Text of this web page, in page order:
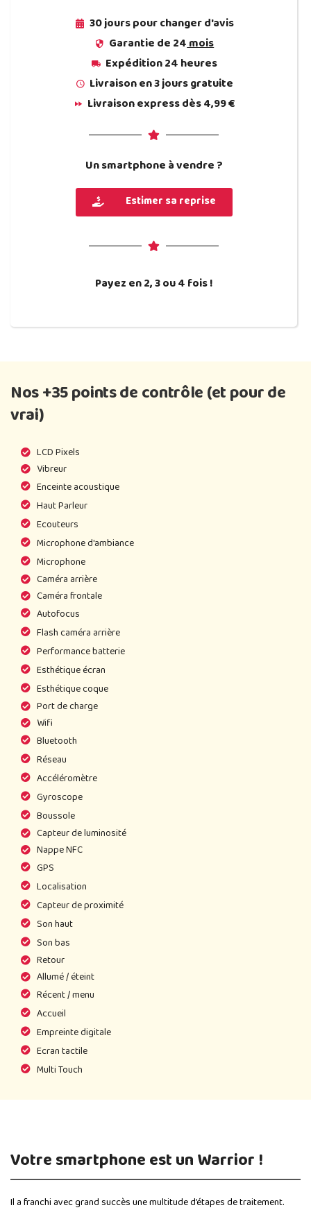
30 jours pour changer d'avis
Garantie de 24mois
Expédition24 heures
Livraison en 3 jours gratuite
Livraison express dès 4,99 €
Un smartphone à vendre ?
Estimer sa reprise
Payez en 2, 3 ou 4 fois !
Nos +35 points de contrôle (et pour de
vrai)
LCD Pixels
Vibreur
Enceinte acoustique
Haut Parleur
Ecouteurs
Microphone d'ambiance
Microphone
Caméra arrière
Caméra frontale
Autofocus
Flash caméra arrière
Performance batterie
Esthétique écran
Esthétique coque
Port de charge
Wifi
Bluetooth
Réseau
Accéléromètre
Gyroscope
Boussole
Capteur de luminosité
Nappe NFC
GPS
Localisation
Capteur de proximité
Son haut
Son bas
Retour
Allumé / éteint
Récent / menu
Accueil
Empreinte digitale
Ecran tactile
Multi Touch
Votre smartphone est un Warrior !
Il a franchi avec grand succès une multitude d’étapes de traitement.